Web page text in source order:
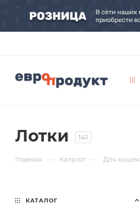
Лотки 141
Главная — Каталог — Для кошек
КАТАЛОГ